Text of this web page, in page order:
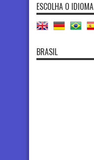
ESCOLHA O IDIOMA
BRASIL